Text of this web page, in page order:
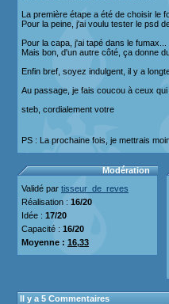
La première étape a été de choisir le
Pour la peine, j'ai voulu tester le psd
Pour la capa, j'ai tapé dans le
Mais bon, d'un autre côté, ça donne
Enfin bref, soyez indulgent, il y a
Au passage, je fais coucou à ceux
steb, cordialement votre
PS : La prochaine fois, je mettrais
Modération
Validé par tisseur_de_reves
Réalisation : 16/20
Idée : 17/20
Capacité : 16/20
Moyenne : 16,33
Il y a 5 Commentaires